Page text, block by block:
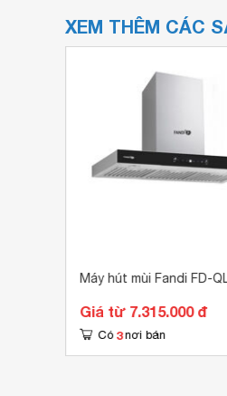
XEM THÊM CÁC
Máy hút mùi Fandi FD-
Giá từ 7.315.000 đ
Có 3 nơi bán